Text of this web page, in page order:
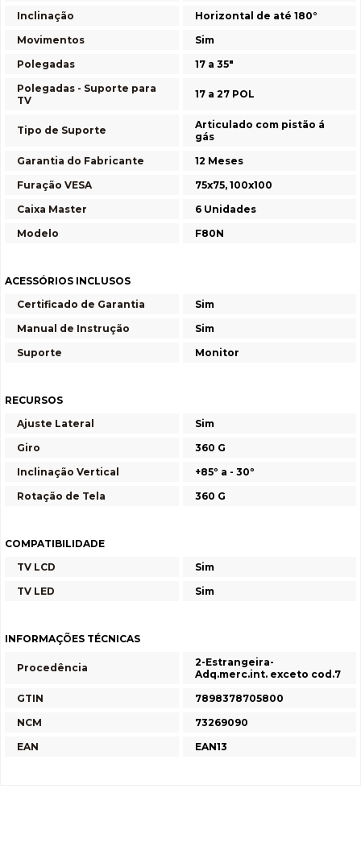
Inclinação
Horizontal de até 180°
Movimentos
Sim
Polegadas
17 a 35"
Polegadas - Suporte para
TV
17 a 27 POL
Tipo de Suporte
Articulado com pistão á
gás
Garantia do Fabricante
12 Meses
Furação VESA
75x75, 100x100
Caixa Master
6 Unidades
Modelo
F80N
ACESSÓRIOS INCLUSOS
Certificado de Garantia
Sim
Manual de Instrução
Sim
Suporte
Monitor
RECURSOS
Ajuste Lateral
Sim
Giro
360 G
Inclinação Vertical
+85º a - 30º
Rotação de Tela
360 G
COMPATIBILIDADE
TV LCD
Sim
TV LED
Sim
INFORMAÇÕES TÉCNICAS
Procedência
2-Estrangeira-
Adq.merc.int. exceto cod.7
GTIN
7898378705800
NCM
73269090
EAN
EAN13